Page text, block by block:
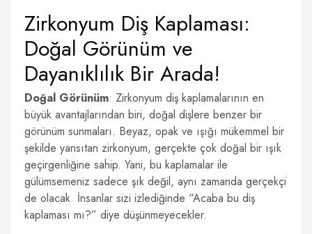
Zirkonyum Diş Kaplaması:
Doğal Görünüm ve
Dayanıklılık Bir Arada!
Doğal Görünüm: Zirkonyum diş kaplamalarının en
büyük avantajlarından biri, doğal dişlere benzer bir
görünüm sunmaları. Beyaz, opak ve ışığı mükemmel bir
şekilde yansıtan zirkonyum, gerçekte çok doğal bir ışık
geçirgenliğine sahip. Yani, bu kaplamalar ile
gülümsemeniz sadece şık değil, aynı zamanda gerçekçi
de olacak. İnsanlar sizi izlediğinde “Acaba bu diş
kaplaması mı?” diye düşünmeyecekler.